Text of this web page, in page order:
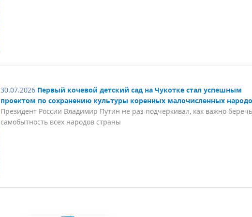
30.07.2026 Первый кочевой детский сад на Чукотке стал успешным
проектом по сохранению культуры коренных малочисленных
Президент России Владимир Путин не раз подчеркивал, как важно беречь
самобытность всех народов страны